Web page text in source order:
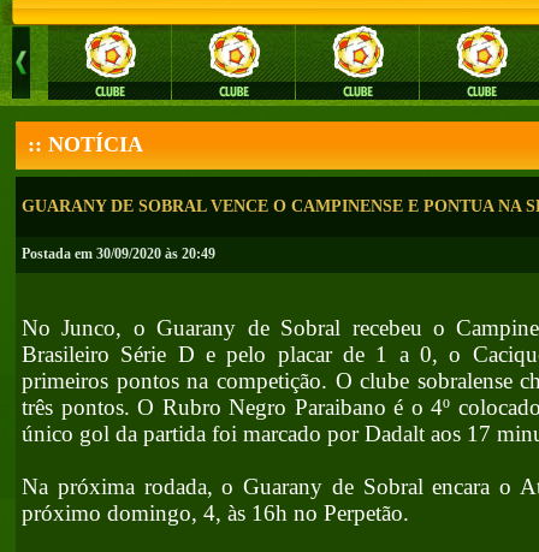
:: NOTÍCIA
GUARANY DE SOBRAL VENCE O CAMPINENSE E PONTUA NA
Postada em 30/09/2020 às 20:49
No Junco, o Guarany de Sobral recebeu o
Brasileiro Série D e pelo placar de 1 a 0, o
primeiros pontos na competição. O clube sobralense
três pontos. O Rubro Negro Paraibano é o 4º
único gol da partida foi marcado por Dadalt aos 17
Na próxima rodada, o Guarany de Sobral encara o
próximo domingo, 4, às 16h no Perpetão.